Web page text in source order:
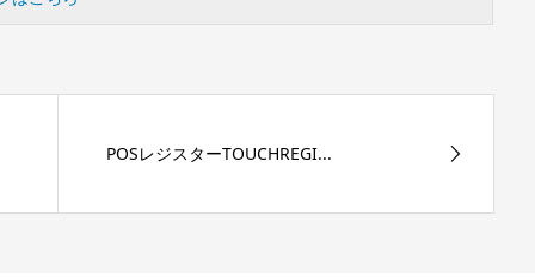
POSレジスターTOUCHREGI...